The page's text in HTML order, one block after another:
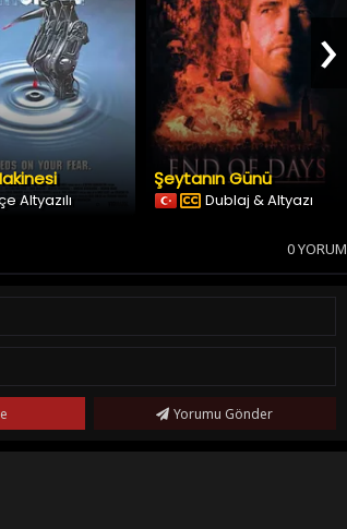
Altyazılı
Şeytanın Günü
Dublaj & Altyazı
›
0 YORUM
Yorumu Gönder